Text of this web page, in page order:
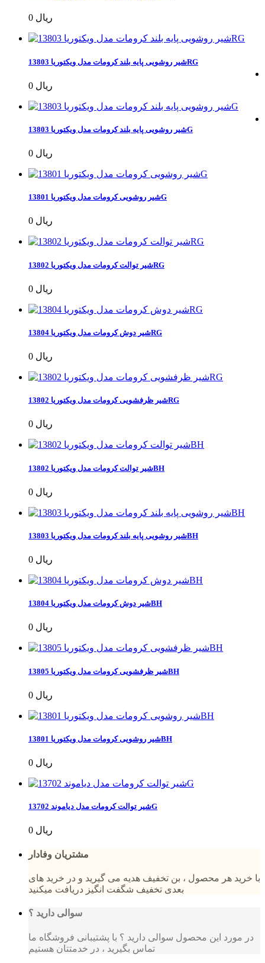
0 ریال
شیر روشویی پایه بلند کرومات مدل ویکتوریا 13803RG
0 ریال
شیر روشویی پایه بلند کرومات مدل ویکتوریا 13803G
0 ریال
شیر روشویی کرومات مدل ویکتوریا 13801G
0 ریال
شیر توالت کرومات مدل ویکتوریا 13802RG
0 ریال
شیر دوش کرومات مدل ویکتوریا 13804RG
0 ریال
شیر ظرفشویی کرومات مدل ویکتوریا 13802RG
0 ریال
شیر توالت کرومات مدل ویکتوریا 13802BH
0 ریال
شیر روشویی پایه بلند کرومات مدل ویکتوریا 13803BH
0 ریال
شیر دوش کرومات مدل ویکتوریا 13804BH
0 ریال
شیر ظرفشویی کرومات مدل ویکتوریا 13805BH
0 ریال
شیر روشویی کرومات مدل ویکتوریا 13801BH
0 ریال
شیر توالت کرومات مدل دیاموند 13702G
0 ریال
مشتریان وفادار
با خرید هر محصول ، بن تخفیف هدیه می گیرید و در خرید های
بعدی تخفیف شگفت انگیز دریافت میکنید
سوالی دارید ؟
در مورد این محصول سوالی دارید ؟ با پشتیبانی فروشگاه ما
تماس بگیرید ، در خدمتتان هستیم